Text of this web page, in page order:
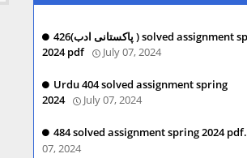
426(پاکستانی ادب ) solved assignment spring
2024 pdf
July 07, 2024
Urdu 404 solved assignment spring
2024
July 07, 2024
484 solved assignment spring 2024 pdf.
07, 2024